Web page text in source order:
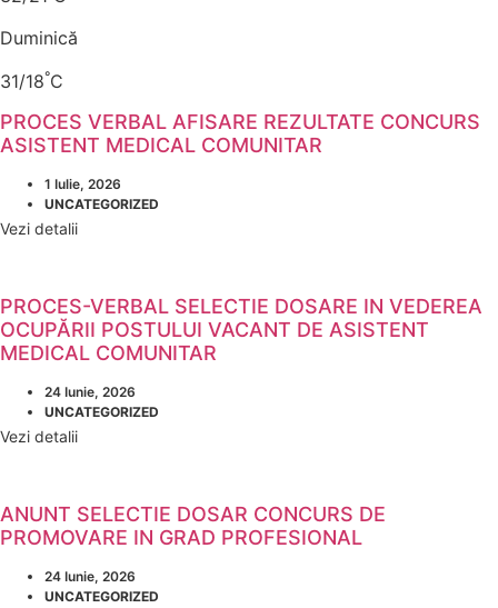
Duminică
31/18°C
PROCES VERBAL AFISARE REZULTATE CONCURS
ASISTENT MEDICAL COMUNITAR
1 Iulie, 2026
UNCATEGORIZED
Vezi detalii
PROCES-VERBAL SELECTIE DOSARE IN VEDEREA
OCUPĂRII POSTULUI VACANT DE ASISTENT
MEDICAL COMUNITAR
24 Iunie, 2026
UNCATEGORIZED
Vezi detalii
ANUNT SELECTIE DOSAR CONCURS DE
PROMOVARE IN GRAD PROFESIONAL
24 Iunie, 2026
UNCATEGORIZED